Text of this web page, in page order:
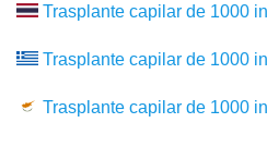
Trasplante capilar de 1000
Trasplante capilar de 1000
Trasplante capilar de 1000